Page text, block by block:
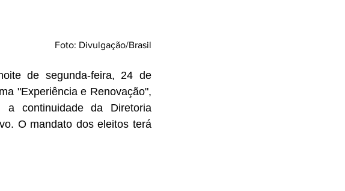
Foto: Divulgação/Brasil
de segunda-feira, 24 de
"Experiência e Renovação",
a continuidade da Diretoria
O mandato dos eleitos terá